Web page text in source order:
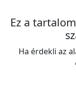
Ez a
Ha érdekli az